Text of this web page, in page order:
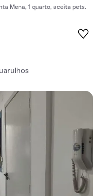
Mena, 1 quarto, aceita pets.